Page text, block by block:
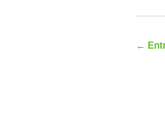
←